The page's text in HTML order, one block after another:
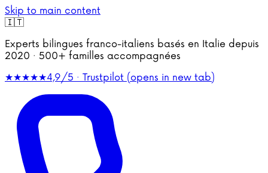
Skip to main content
🇮🇹
Experts bilingues franco-italiens basés en Italie depuis
2020 · 500+ familles accompagnées
★★★★★4,9/5 · Trustpilot (opens in new tab)